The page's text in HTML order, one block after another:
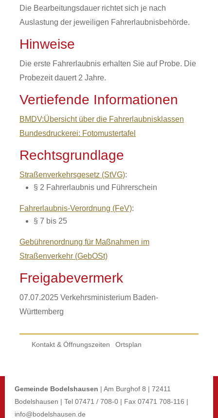
Die Bearbeitungsdauer richtet sich je nach
Auslastung der jeweiligen Fahrerlaubnisbehörde.
Hinweise
Die erste Fahrerlaubnis erhalten Sie auf Probe. Die
Probezeit dauert 2 Jahre.
Vertiefende Informationen
BMDV:Übersicht über die Fahrerlaubnisklassen
Bundesdruckerei: Fotomustertafel
Rechtsgrundlage
Straßenverkehrsgesetz (StVG):
§ 2 Fahrerlaubnis und Führerschein
Fahrerlaubnis-Verordnung (FeV):
§ 7 bis 25
Gebührenordnung für Maßnahmen im
Straßenverkehr (GebOSt)
Freigabevermerk
07.07.2025 Verkehrsministerium Baden-
Württemberg
Kontakt & Öffnungszeiten Ortsplan
Gemeinde Bodelshausen | Am Burghof 8 | 72411
Bodelshausen | Tel 07471 / 708-0 | Fax 07471 708-116 |
info@bodelshausen.de